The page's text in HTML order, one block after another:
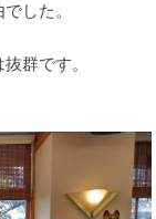
した。
群です。